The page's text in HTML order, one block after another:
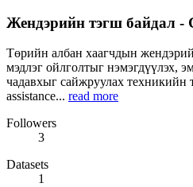
Жендэрийн тэгш байдал -
Төрийн албан хаагчдын
мэдлэг ойлголтыг нэмэгдүүлэх,
чадавхыг сайжруулах техникийн
assistance... read more
Followers
3
Datasets
1